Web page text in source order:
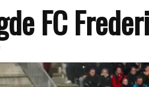
FC